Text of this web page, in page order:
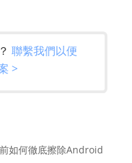
聯繫我們以便
>
如何徹底擦除Android